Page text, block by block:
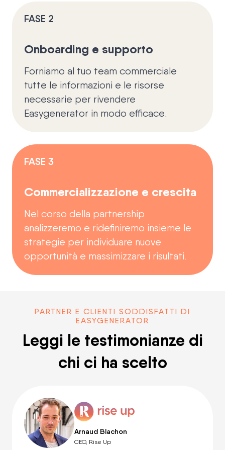
FASE 2
Onboarding e supporto
Forniamo al tuo team commerciale
tutte le informazioni e le risorse
necessarie per rivendere
Easygenerator in modo efficace.
FASE 3
Commercializzazione e crescita
Nel corso della partnership
analizzeremo e ridefiniremo insieme le
strategie per individuare nuove
opportunità e massimizzare i risultati.
PARTNER E CLIENTI SODDISFATTI DI
EASYGENERATOR
Leggi le testimonianze di
chi ci ha scelto
Arnaud Blachon
CEO, Rise Up